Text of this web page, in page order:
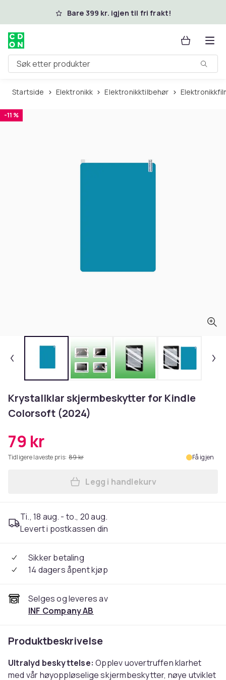
Hopp til hovedinnholdBare 399 kr. igjen til fri frakt!
Søk etter produkter
Startside Elektronikk Elektronikktilbehør
-11 %
Krystallklar skjermbeskytter for Kindle
Colorsoft (2024)
79 kr
Tidligere laveste pris: 89 kr Få igjen
Legg Krystallklar
Legg i handlekurv
Ti., 18 aug. - to., 20 aug.
Levert i postkassen din
Sikker betaling
14 dagers åpent kjøp
Selges og leveres av
INF Company AB
Produktbeskrivelse
Ultralyd beskyttelse: Opplev uovertruffen klarhet
med vår høyoppløselige skjermbeskytter, nøye utviklet